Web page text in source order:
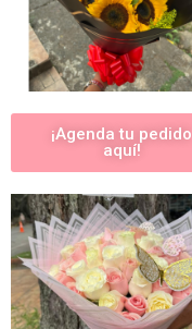
¡Agenda tu pedido
aquí!